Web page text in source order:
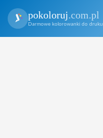
pokoloruj.com.pl
Darmowe kolorowanki do druku